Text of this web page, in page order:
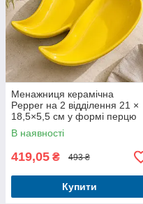
Менажниця керамічна
Pepper на 2 відділення 21 ×
18,5×5,5 см у формі перцю
В наявності
419,05 ₴ 493 ₴
Купити